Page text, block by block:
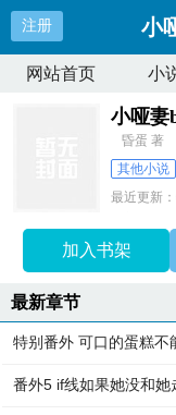
注册 小
网站首页 小
小哑妻
昏蛋 著
其他小说
最近更新：
加入书架
最新章节
特别番外 可口的蛋糕不
番外5 if线如果她没和她